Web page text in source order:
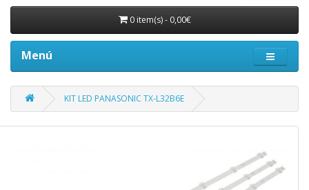
0 item(s)- 0,00€
Menú
KIT LED PANASONIC TX-L32B6E